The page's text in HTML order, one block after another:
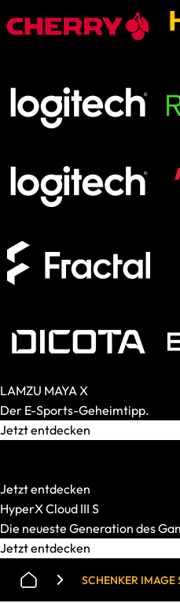
LAMZU MAYA X
Der E-Sports-Geheimtipp.
Jetzt entdecken
Jetzt entdecken
HyperX Cloud III S
Die neueste Generation des
Jetzt entdecken
XMG APEX
XMG FOCUS
Formfaktor
Full-Size
60%
Switches
Mechanisch
Membran
SCHENKER IMAGE